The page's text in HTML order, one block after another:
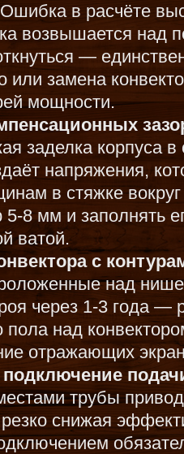
в расчёте
возвышается над
—
или замена
мощности.
заделка корпуса
напряжения,
в стяжке
5-8 мм и заполнять
ватой.
с
над
через 1-3 года
пола над
отражающих
трубы
снижая